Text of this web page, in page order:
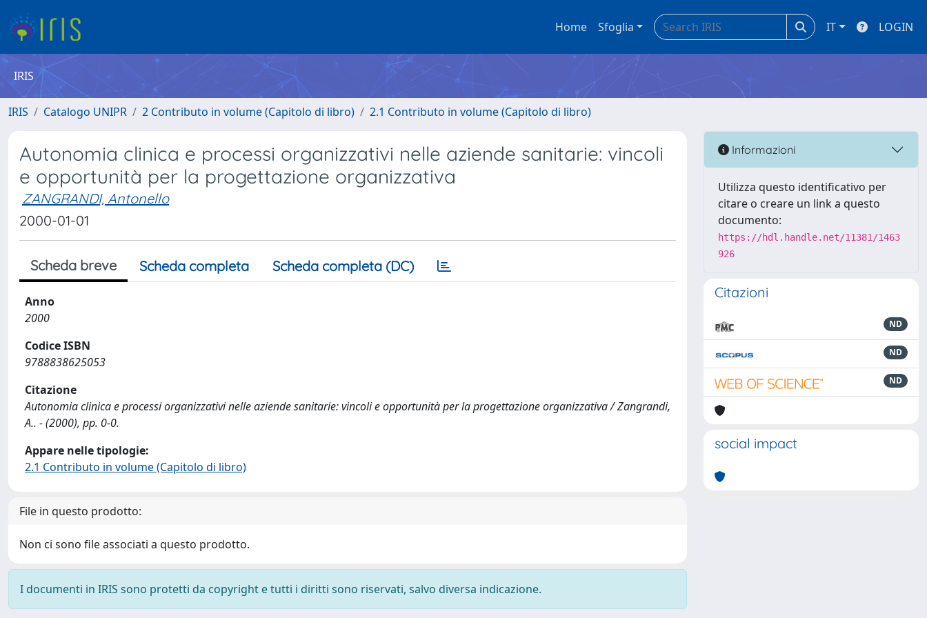
Home Sfoglia IT LOGIN
IRIS
IRIS Catalogo UNIPR 2 Contributo in volume (Capitolo di libro) 2.1 Contributo in volume (Capitolo di libro)
Autonomia clinica e processi organizzativi nelle aziende sanitarie: vincoli
e opportunità per la progettazione organizzativa
ZANGRANDI, Antonello
2000-01-01
Scheda breve Scheda completa Scheda completa (DC)
Anno
2000
Codice ISBN
9788838625053
Citazione
Autonomia clinica e processi organizzativi nelle aziende sanitarie: vincoli e opportunità per la progettazione organizzativa / Zangrandi,
A.. - (2000), pp. 0-0.
Appare nelle tipologie:
2.1 Contributo in volume (Capitolo di libro)
File in questo prodotto:
Non ci sono file associati a questo prodotto.
I documenti in IRIS sono protetti da copyright e tutti i diritti sono riservati, salvo diversa indicazione.
Informazioni
Utilizza questo identificativo per
citare o creare un link a questo
documento:
https://hdl.handle.net/11381/1463
926
Citazioni
ND
ND
ND
social impact